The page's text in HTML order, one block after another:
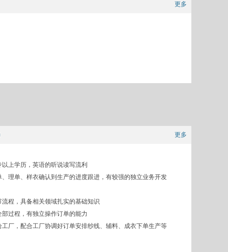
更多
更多
上学历，英语的听说读写流利
理单、样衣确认到生产的进度跟进，有较强的独立业务开发
程，具备相关领域扎实的基础知识
过程，有独立操作订单的能力
厂，配合工厂协调好订单安排纱线、辅料、成衣下单生产等